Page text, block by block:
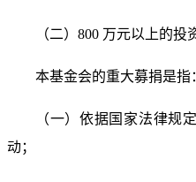
（二）800 万元以上的投
本基金会的重大募捐是指
（一）依据国家法律规
动；